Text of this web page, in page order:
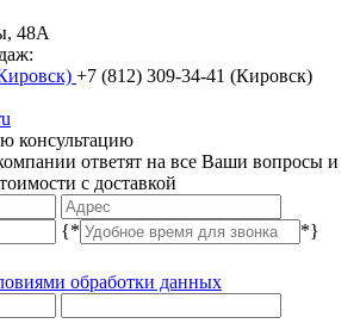
48А
(Кировск)
консультацию
ответят на все Ваши вопросы и
с доставкой
{* *}
обработки данных